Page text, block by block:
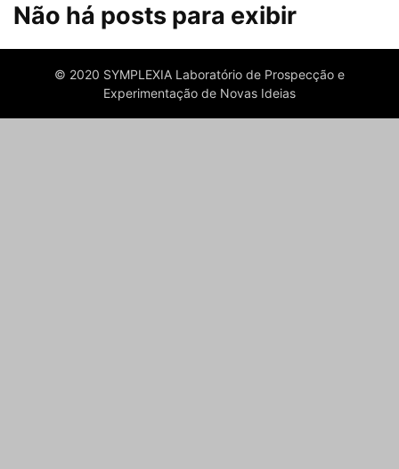
Não há posts para exibir
© 2020 SYMPLEXIA Laboratório de Prospecção e
Experimentação de Novas Ideias